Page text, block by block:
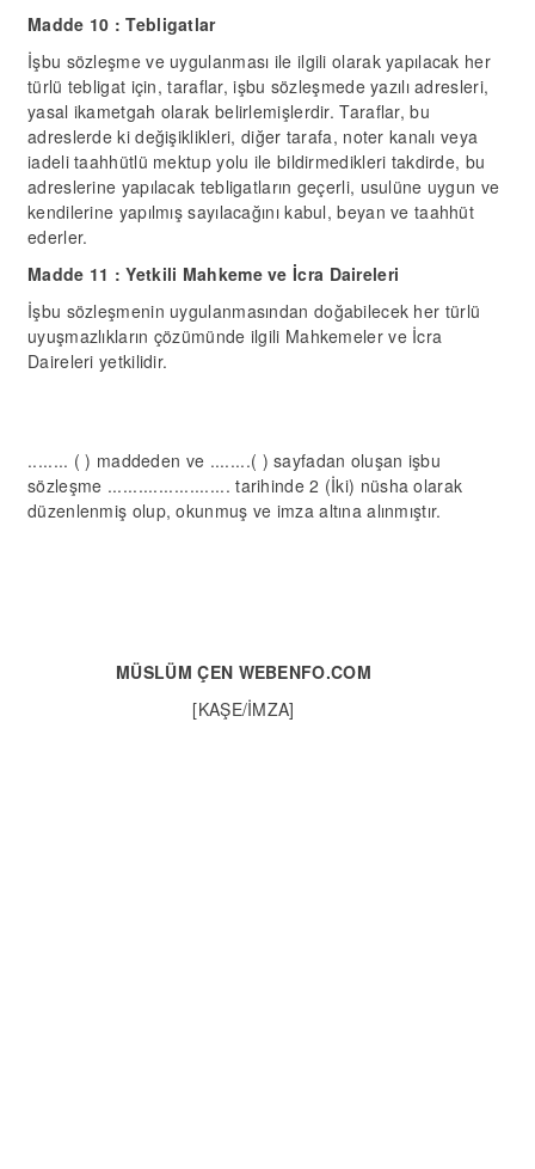
Madde 10 : Tebligatlar
İşbu sözleşme ve uygulanması ile ilgili olarak yapılacak her
türlü tebligat için, taraflar, işbu sözleşmede yazılı adresleri,
yasal ikametgah olarak belirlemişlerdir. Taraflar, bu
adreslerde ki değişiklikleri, diğer tarafa, noter kanalı veya
iadeli taahhütlü mektup yolu ile bildirmedikleri takdirde, bu
adreslerine yapılacak tebligatların geçerli, usulüne uygun ve
kendilerine yapılmış sayılacağını kabul, beyan ve taahhüt
ederler.
Madde 11 : Yetkili Mahkeme ve İcra Daireleri
İşbu sözleşmenin uygulanmasından doğabilecek her türlü
uyuşmazlıkların çözümünde ilgili Mahkemeler ve İcra
Daireleri yetkilidir.
........ ( ) maddeden ve ........( ) sayfadan oluşan işbu
sözleşme ........................ tarihinde 2 (İki) nüsha olarak
düzenlenmiş olup, okunmuş ve imza altına alınmıştır.
MÜSLÜM ÇEN WEBENFO.COM
[KAŞE/İMZA]